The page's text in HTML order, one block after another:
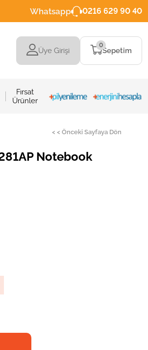
Whatsapp 0216 629 90 40
Üye Girişi Sepetim
0
Fırsat
Ürünler
< < Önceki Sayfaya Dön
Notebook